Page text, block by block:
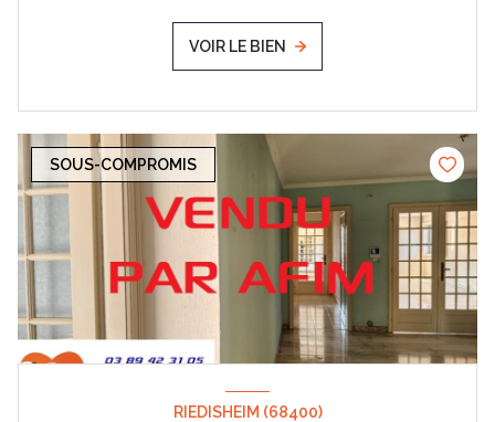
VOIR LE BIEN
SOUS-COMPROMIS
RIEDISHEIM (68400)